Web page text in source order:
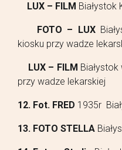
LUX – FILM Białystok
FOTO – LUX
kiosku przy wadze
LUX – FILM
przy wadze lekarskiej
12. Fot. FRED 1935r
13. FOTO STELLA